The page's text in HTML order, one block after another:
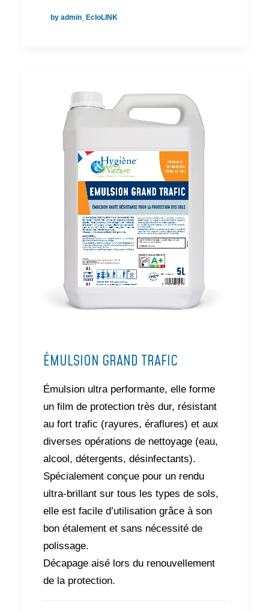
by admin_EcloLINK
ÉMULSION GRAND TRAFIC
Émulsion ultra performante, elle forme
un film de protection très dur, résistant
au fort trafic (rayures, éraflures) et aux
diverses opérations de nettoyage (eau,
alcool, détergents, désinfectants).
Spécialement conçue pour un rendu
ultra-brillant sur tous les types de sols,
elle est facile d’utilisation grâce à son
bon étalement et sans nécessité de
polissage.
Décapage aisé lors du renouvellement
de la protection.